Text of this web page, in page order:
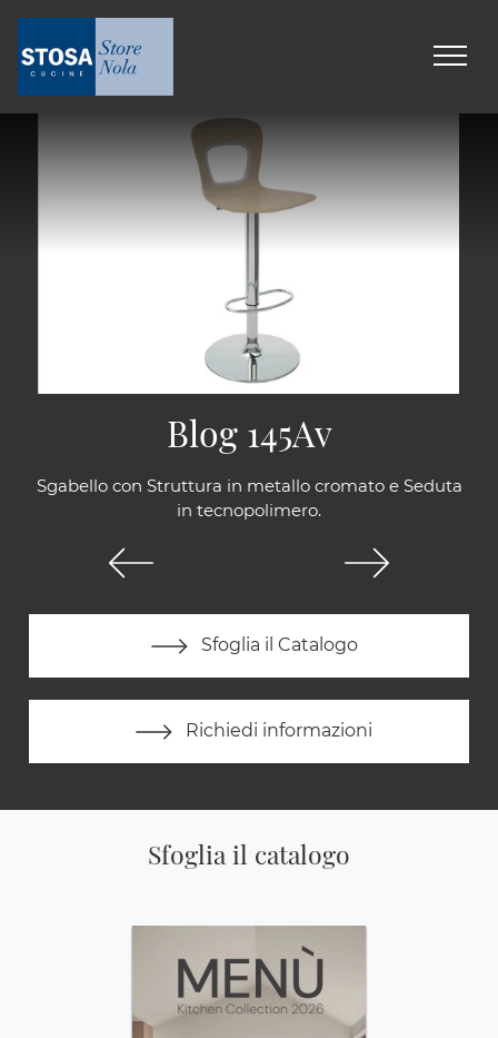
Sgabello con Struttura in metallo cromato e Seduta
in tecnopolimero.
Sfoglia il Catalogo
Richiedi informazioni
Blog 145Av
Sfoglia il catalogo